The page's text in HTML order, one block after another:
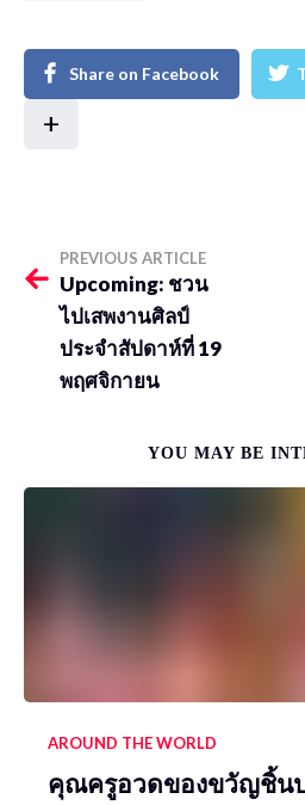
Share on Facebook
+
PREVIOUS ARTICLE
Upcoming: ชวน
ไปเสพงานศิลป์
ประจำสัปดาห์ที่ 19
พฤศจิกายน
YOU MAY BE
AROUND THE WORLD
คุณครูอวดของขวัญชิ้น